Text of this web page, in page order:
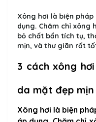
Xông hơi là biện
dụng. Chăm chỉ xông
bỏ chất bẩn tích tụ,
mịn, và thư giãn rất
3 cách xông
da mặt đẹp
Xông hơi là biện